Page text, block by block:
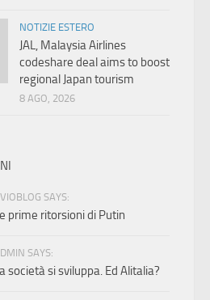
NOTIZIE ESTERO
JAL, Malaysia Airlines
codeshare deal aims to boost
regional Japan tourism
8 AGO, 2026
SAYS:
prime ritorsioni di Putin
SAYS:
società si sviluppa. Ed Alitalia?